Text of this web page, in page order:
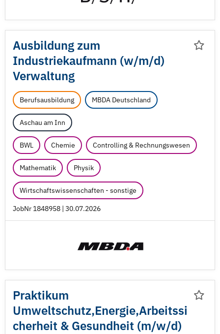
Ausbildung zum
Industriekaufmann (w/m/d)
Verwaltung
Berufsausbildung MBDA Deutschland
Aschau am Inn
BWL Chemie Controlling & Rechnungswesen
Mathematik Physik
Wirtschaftswissenschaften - sonstige
JobNr 1848958 | 30.07.2026
Praktikum
Umweltschutz,Energie,Arbeitssi
cherheit & Gesundheit (m/w/d)